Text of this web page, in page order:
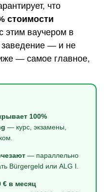
что
стоимости
этим ваучером в
заведение — и не
— самое главное,
100%
— курс, экзамены,
— параллельно
Bürgergeld или ALG I.
€ в месяц